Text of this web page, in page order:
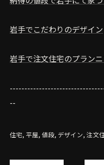
岩手でこだわりのデザイン
岩手で注文住宅のプラン
--
住宅 平屋 値段 デザイン 注文